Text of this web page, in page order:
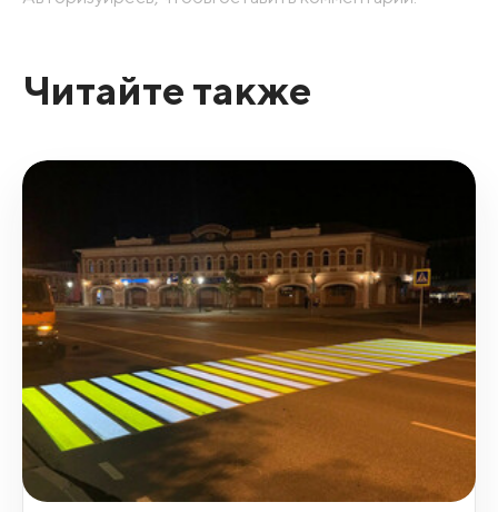
Читайте также